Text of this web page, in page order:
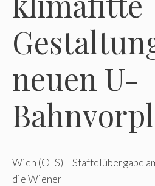
neuen U-
Wien (OTS) – Staffelübergabe
die Wiener